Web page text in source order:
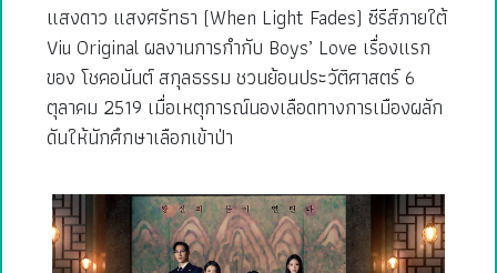
แสงดาว แสงศรัทธา (When Light Fades) ซีรีส์ภายใต้
Viu Original ผลงานการกำกับ Boys’ Love เรื่องแรก
ของ โชคอนันต์ สกุลธรรม ชวนย้อนประวัติศาสตร์ 6
ตุลาคม 2519 เมื่อเหตุการณ์นองเลือดทางการเมืองผลัก
ดันให้นักศึกษาเลือกเข้าป่า